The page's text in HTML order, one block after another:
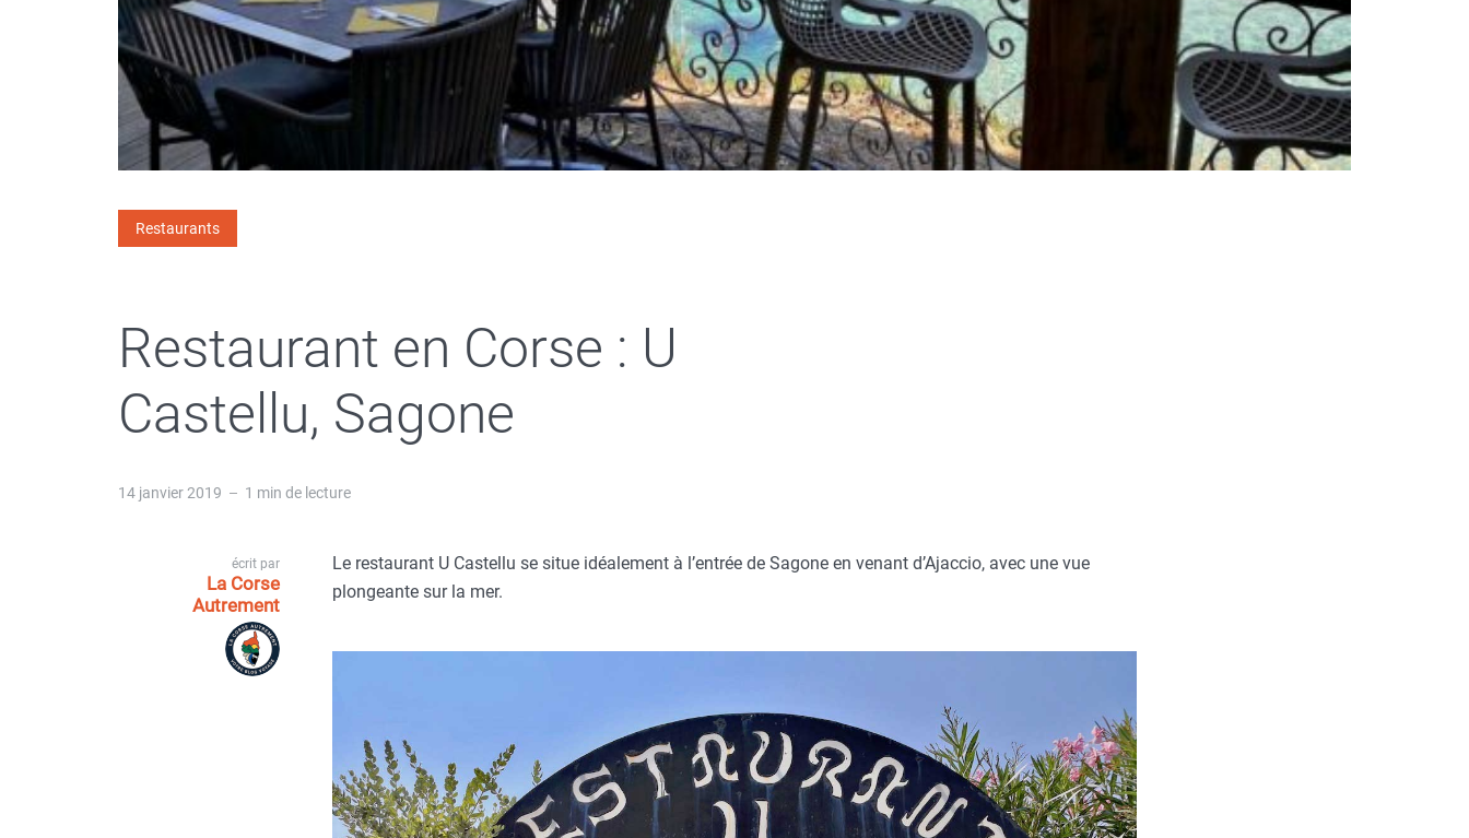
Restaurants
Restaurant en Corse : U
Castellu, Sagone
14 janvier 2019 1 min de lecture
écrit par
La Corse
Autrement
Le restaurant U Castellu se situe idéalement à l’entrée de Sagone en venant d’Ajaccio, avec une vue
plongeante sur la mer.